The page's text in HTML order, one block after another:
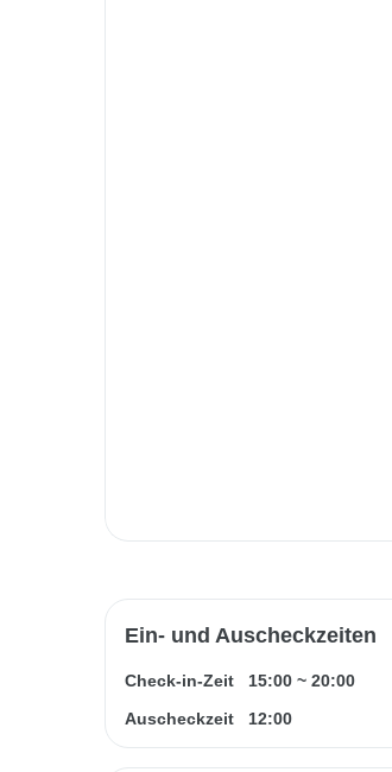
Ein- und Auscheckzeiten
Check-in-Zeit 15:00 ~ 20:00
Auscheckzeit
12:00